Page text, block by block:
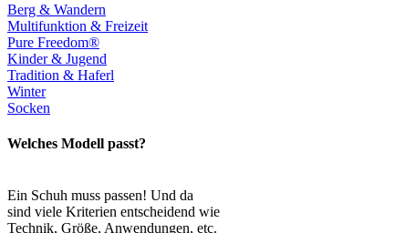
Berg & Wandern
Multifunktion & Freizeit
Pure Freedom®
Kinder & Jugend
Tradition & Haferl
Winter
Socken
Welches Modell passt?
Ein Schuh muss passen! Und da
sind viele Kriterien entscheidend wie
Technik, Größe, Anwendungen, etc.